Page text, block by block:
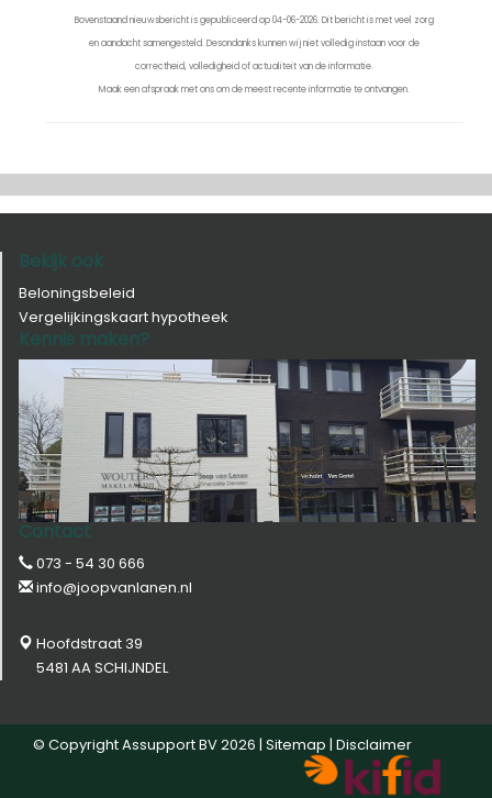
Bovenstaand nieuwsbericht is gepubliceerd op 04-06-2026. Dit bericht is met veel zorg
en aandacht samengesteld. Desondanks kunnen wij niet volledig instaan voor de
correctheid, volledigheid of actualiteit van de informatie.
Maak een afspraak met ons om de meest recente informatie te ontvangen.
Bekijk ook
Beloningsbeleid
Vergelijkingskaart hypotheek
Kennis maken?
Contact
073 - 54 30 666
info@joopvanlanen.nl
Hoofdstraat 39
5481 AA SCHIJNDEL
© CopyrightAssupport BV2026 | Sitemap | Disclaimer